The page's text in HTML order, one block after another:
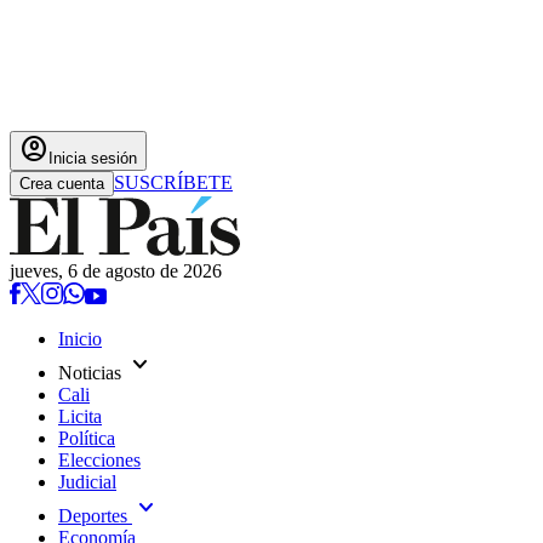
account_circle Inicia sesión
Crea cuenta SUSCRÍBETE
jueves, 6 de agosto de 2026
Inicio
Noticias expand_more
Cali
Licita
Política
Elecciones
Judicial
Deportes expand_more
Economía